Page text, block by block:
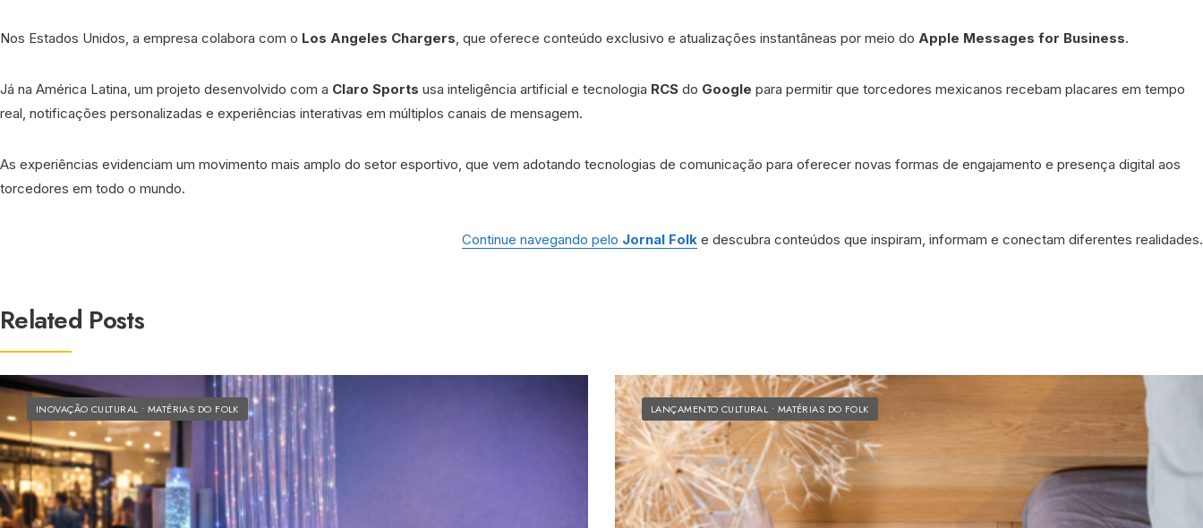
Nos Estados Unidos, a empresa colabora com o Los Angeles Chargers, que oferece conteúdo exclusivo e atualizações instantâneas por meio do Apple Messages for Business.
Já na América Latina, um projeto desenvolvido com a Claro Sports usa inteligência artificial e tecnologia RCS do Google para permitir que torcedores mexicanos recebam placares em tempo
real, notificações personalizadas e experiências interativas em múltiplos canais de mensagem.
As experiências evidenciam um movimento mais amplo do setor esportivo, que vem adotando tecnologias de comunicação para oferecer novas formas de engajamento e presença digital aos
torcedores em todo o mundo.
Continue navegando pelo Jornal Folk e descubra conteúdos que inspiram, informam e conectam diferentes realidades.
Related Posts
INOVAÇÃO CULTURAL • MATÉRIAS DO FOLK LANÇAMENTO CULTURAL • MATÉRIAS DO FOLK